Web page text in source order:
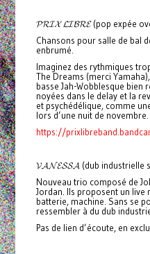
𝓟𝓡𝓘𝓧 𝓛𝓘𝓑𝓡𝓔 (pop expée
Chansons pour salle de bal
enbrumé.
Imaginez des rythmiques
The Dreams (merci
basse Jah-Wobblesque bien
noyées dans le delay et la
et psychédélique, comme
lors d’une nuit de novembre.
https://
𝓥𝓐𝓝𝓔𝓢𝓢𝓐 (dub industrielle
Nouveau trio composé de
Jordan. Ils proposent un live
batterie, machine. Sans se
ressembler à du dub
Pas de lien d’écoute, en